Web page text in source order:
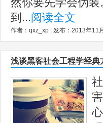
到...阅读全文
作者：qxz_xp | 发布：2013年11
浅谈黑客社会工程学经典